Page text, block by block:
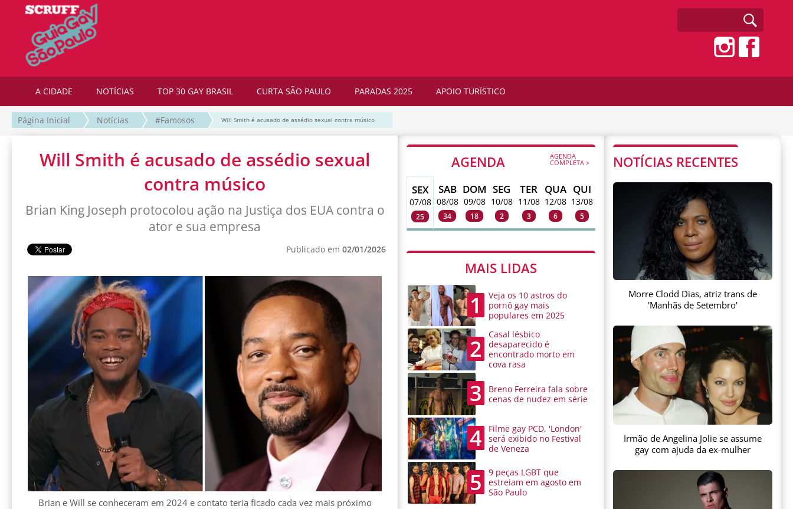
A CIDADE NOTÍCIAS TOP 30 GAY BRASIL CURTA SÃO PAULO PARADAS 2025 APOIO TURÍSTICO
Página Inicial Notícias #Famosos Will Smith é acusado de assédio sexual contra músico
Will Smith é acusado de assédio sexual
contra músico
Brian King Joseph protocolou ação na Justiça dos EUA contra o
ator e sua empresa
Publicado em 02/01/2026
Brian e Will se conheceram em 2024 e contato teria ficado cada vez mais próximo
AGENDA AGENDA
COMPLETA >
SEX
07/08
25
SAB
08/08
34
DOM
09/08
18
SEG
10/08
2
TER
11/08
3
QUA
12/08
6
QUI
13/08
5
MAIS LIDAS
1
Veja os 10 astros do
pornô gay mais
populares em 2025
2
Casal lésbico
desaparecido é
encontrado morto em
cova rasa
3
Breno Ferreira fala sobre
cenas de nudez em série
4
Filme gay PCD, 'London'
será exibido no Festival
de Veneza
5
9 peças LGBT que
estreiam em agosto em
São Paulo
NOTÍCIAS RECENTES
Morre Clodd Dias, atriz trans de
'Manhãs de Setembro'
Irmão de Angelina Jolie se assume
gay com ajuda da ex-mulher